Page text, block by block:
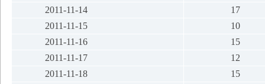
2011-11-14
17
2011-11-15
10
2011-11-16
15
2011-11-17
12
2011-11-18
15